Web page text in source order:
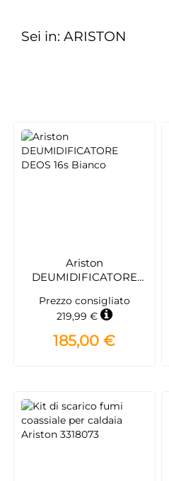
Ariston
DEUMIDIFICATORE
Prezzo consigliato
219,99 €
185,00 €
Sei in: ARISTON